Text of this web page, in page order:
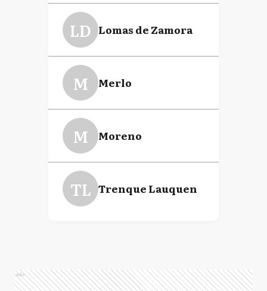
LD Lomas de Zamora
M Merlo
M Moreno
TL Trenque Lauquen
Ads